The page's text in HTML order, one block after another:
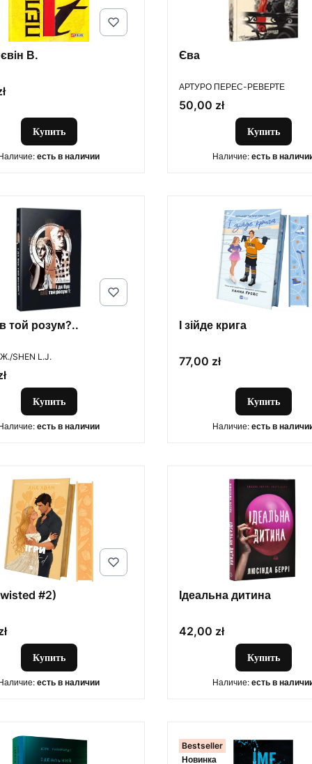
В.
Купить
есть в наличии
Єва
ПРОИЗВОДИТЕЛЬ
АРТУРО ПЕРЕС-РЕВЕРТЕ
Цена
50,00 zł
Купить
Наличие: есть в
той розум?..
SHEN L.J.
Купить
есть в наличии
І зійде крига
Цена
77,00 zł
Купить
Наличие: есть в
#2)
Купить
есть в наличии
Ідеальна дитина
Цена
42,00 zł
Купить
Наличие: есть в
Bestseller
Новинка